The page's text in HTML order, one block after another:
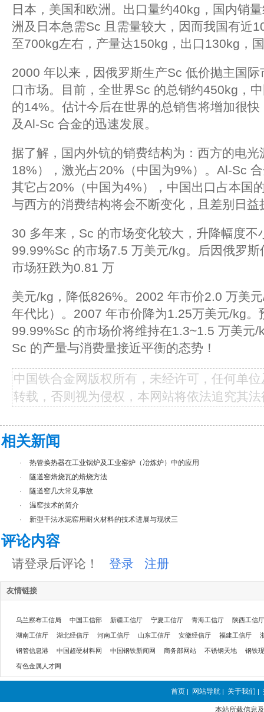
日本，美国和欧洲。出口量约40kg，国内销
洲及日本急需Sc 且需量较大，因而我国有近
至700kg左右，产量达150kg，出口130kg，
2000 年以来，因俄罗斯生产Sc 低价抛主国
口市场。目前，全世界Sc 的总销约450kg，
的14%。估计今后在世界的总销售将增加很
及Al-Sc 合金的迅速发展。
据了解，国内外钪的销费结构为：西方的电
18%），激光占20%（中国为9%）。Al-Sc
其它占20%（中国为4%），中国出口占本国
与西方的消费结构将会不断变化，且差别日益
30 多年来，Sc 的市场变化较大，升降幅度不
99.99%Sc 的市场7.5 万美元/kg。后因俄罗
市场狂跌为0.81 万
美元/kg，降低826%。2002 年市价2.0 万美
年代比）。2007 年市价降为1.25万美元/kg。
99.99%Sc 的市场价将维持在1.3~1.5 万美元
Sc 的产量与消费量接近平衡的态势！
中国铁合金网版权所有，未经许可，任何单
转载，否则视为侵权，本网站将依法追究其
相关新闻
·
热管换热器在工业锅炉及工业窑炉（冶炼炉）中的应用
·
隧道窑焙烧瓦的焙烧方法
·
隧道窑几大常见事故
·
温窑技术的简介
·
新型干法水泥窑用耐火材料的技术进展与现状三
评论内容
请登录后评论！ 登录 注册
友情链接
乌兰察布工信局 中国工信部 新疆工信厅 宁夏工信厅 青海工信厅 陕西工信厅
湖南工信厅 湖北经信厅 河南工信厅 山东工信厅 安徽经信厅 福建工信厅
钢管信息港 中国超硬材料网 中国钢铁新闻网 商务部网站 不锈钢天地 钢铁
有色金属人才网
首页 网站导航 关于我们
本站所载信息